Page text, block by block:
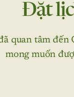
Đặt
quan tâm
mong muốn